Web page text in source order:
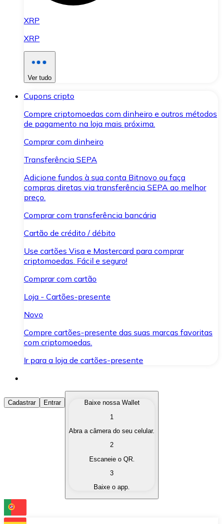
XRP
XRP
Ver tudo
Cupons cripto
Compre criptomoedas com dinheiro e outros métodos
de pagamento na loja mais próxima.
Comprar com dinheiro
Transferência SEPA
Adicione fundos à sua conta Bitnovo ou faça
compras diretas via transferência SEPA ao melhor
preço.
Comprar com transferência bancária
Cartão de crédito / débito
Use cartões Visa e Mastercard para comprar
criptomoedas. Fácil e seguro!
Comprar com cartão
Loja - Cartões-presente
Novo
Compre cartões-presente das suas marcas favoritas
com criptomoedas.
Ir para a loja de cartões-presente
Comprar Criptomoedas
Compre as criptomoedas de seu interesse de forma
Converta suas criptomoedas em moeda fiduciária
Troque uma criptomoeda por outra
Cadastrar Entrar
Baixe nossa Wallet
1
Abra a câmera do seu celular.
2
Escaneie o QR.
3
Baixe o app.